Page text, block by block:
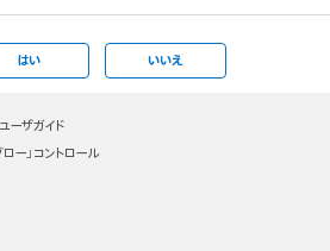
はい いいえ
ザガイド
ー」コントロール